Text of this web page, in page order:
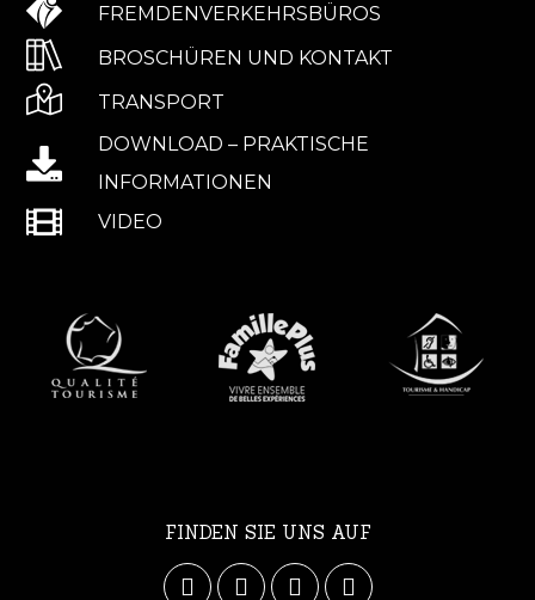
FREMDENVERKEHRSBÜROS
BROSCHÜREN UND KONTAKT
TRANSPORT
DOWNLOAD – PRAKTISCHE
INFORMATIONEN
VIDEO
FINDEN SIE UNS AUF